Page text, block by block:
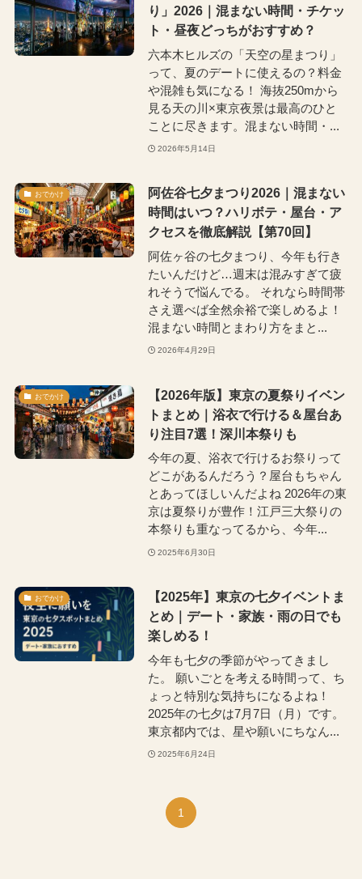
り」2026｜混まない時間・チケッ
ト・昼夜どっちがおすすめ？
六本木ヒルズの「天空の星まつり」
って、夏のデートに使えるの？料金
や混雑も気になる！ 海抜250mから
見る天の川×東京夜景は最高のひと
ことに尽きます。混まない時間・...
2026年5月14日
おでかけ
阿佐谷七夕まつり2026｜混まない
時間はいつ？ハリボテ・屋台・ア
クセスを徹底解説【第70回】
阿佐ヶ谷の七夕まつり、今年も行き
たいんだけど…週末は混みすぎて疲
れそうで悩んでる。 それなら時間帯
さえ選べば全然余裕で楽しめるよ！
混まない時間とまわり方をまと...
2026年4月29日
おでかけ
【2026年版】東京の夏祭りイベン
トまとめ｜浴衣で行ける＆屋台あ
り注目7選！深川本祭りも
今年の夏、浴衣で行けるお祭りって
どこがあるんだろう？屋台もちゃん
とあってほしいんだよね 2026年の東
京は夏祭りが豊作！江戸三大祭りの
本祭りも重なってるから、今年...
2025年6月30日
おでかけ
【2025年】東京の七夕イベントま
とめ｜デート・家族・雨の日でも
楽しめる！
今年も七夕の季節がやってきまし
た。 願いごとを考える時間って、ち
ょっと特別な気持ちになるよね！
2025年の七夕は7月7日（月）です。
東京都内では、星や願いにちなん...
2025年6月24日
1